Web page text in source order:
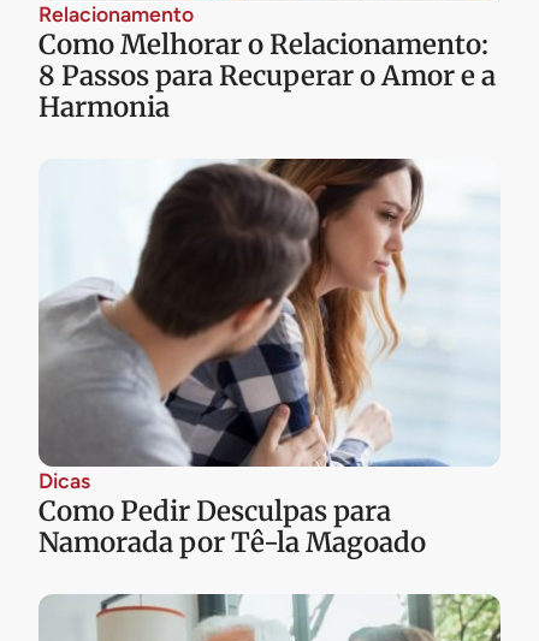
Relacionamento
Como Melhorar o Relacionamento:
8 Passos para Recuperar o Amor e a
Harmonia
Dicas
Como Pedir Desculpas para
Namorada por Tê-la Magoado